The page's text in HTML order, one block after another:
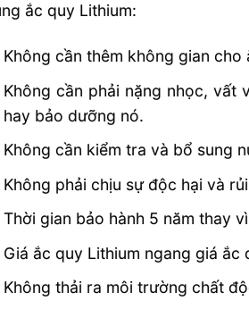
ắc quy Lithium:
Không cần thêm không gian
Không cần phải nặng nhọc,
hay bảo dưỡng nó.
Không cần kiểm tra và bổ sung
Không phải chịu sự độc hại và
Thời gian bảo hành 5 năm thay
Giá ắc quy Lithium ngang giá
Không thải ra môi trường chất